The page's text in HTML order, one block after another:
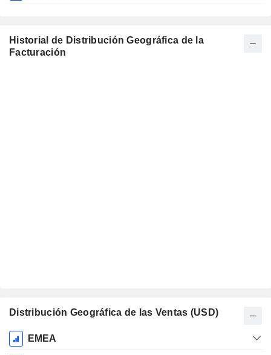
Historial de Distribución Geográfica de la
Facturación
Distribución Geográfica de las Ventas (USD)
Período
fiscal:
EMEA